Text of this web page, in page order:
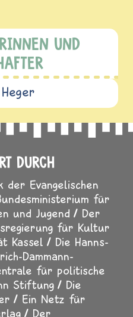
UND
DURCH
der Evangelischen
für
und Jugend
Der
für Kultur
Kassel
Die Hanns-
Dammann-
für politische
Stiftung
Die
Ein Netz für
Der